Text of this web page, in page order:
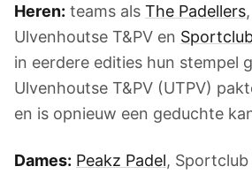
Heren: teams als The Padellers
Ulvenhoutse T&PV en
in eerdere edities hun stempel
Ulvenhoutse T&PV (UTPV)
en is opnieuw een geduchte
Dames: Peakz Padel, Sportclub